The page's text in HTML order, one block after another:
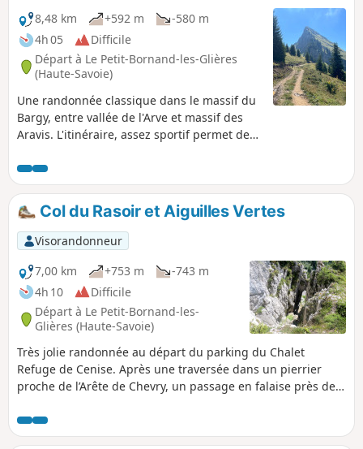
8,48 km
+592 m
-580 m
4h 05
Difficile
Départ à Le Petit-Bornand-les-Glières
(Haute-Savoie)
Une randonnée classique dans le massif du
Bargy, entre vallée de l'Arve et massif des
Aravis. L'itinéraire, assez sportif permet de
pied de l'Aiguille Verte du Chinaillon et un
magnifique panorama depuis le Col de
Sosay. Les bouquetins, autrefois légion sont
malheureusement devenus rares suite à
leur abattage massif (2014-2015). Reste le
gypaète barbu, dont c'est un territoire, et
que l'on peut observer assez fréquemment
dans le secteur.
Col du Rasoir et Aiguilles Vertes
Visorandonneur
7,00 km
+753 m
-743 m
4h 10
Difficile
Départ à Le Petit-Bornand-les-
Glières (Haute-Savoie)
Très jolie randonnée au départ du parking du Chalet
Refuge de Cenise. Après une traversée dans un pierrier
proche de l’Arête de Chevry, un passage en falaise près de
le pied des Aiguilles Vertes puis une montée jusqu’au Col
du Rasoir. On longe ensuite l’arête du Rasoir jusqu’au début